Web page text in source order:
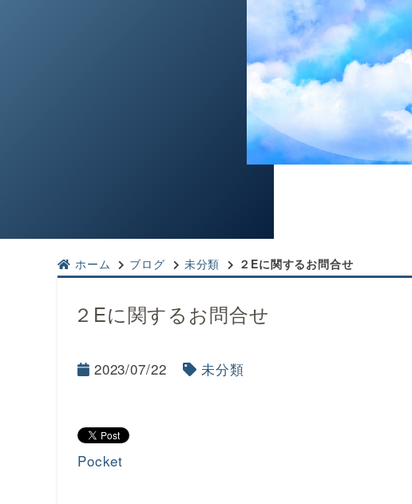
ホーム ブログ 未分類 ２Eに関するお問合せ
２Eに関するお問合せ
2023/07/22 未分類
Pocket